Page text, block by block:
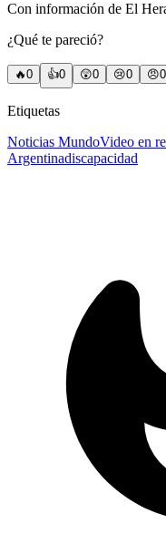
Con información de El
¿Qué te pareció?
🔥0 👍0 😲0 😢0 😠0
Etiquetas
Noticias MundoVideo en
Argentinadiscapacidad